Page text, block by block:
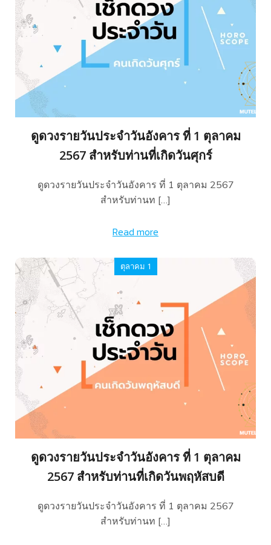
ดูดวงรายวันประจำวันอังคาร ที่ 1 ตุลาคม
2567 สำหรับท่านที่เกิดวันศุกร์
ดูดวงรายวันประจำวันอังคาร ที่ 1 ตุลาคม 2567
สำหรับท่านท […]
Read more
ตุลาคม 1
ดูดวงรายวันประจำวันอังคาร ที่ 1 ตุลาคม
2567 สำหรับท่านที่เกิดวันพฤหัสบดี
ดูดวงรายวันประจำวันอังคาร ที่ 1 ตุลาคม 2567
สำหรับท่านท […]